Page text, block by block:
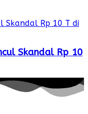
Skandal Rp 10